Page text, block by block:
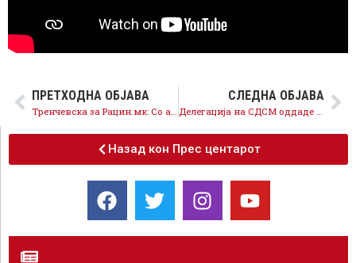
ПРЕТХОДНА ОБЈАВА
Тренчевска за Рацин.мк: Со актуелната Влада пензиите ги следат реалните показатели за раст, со ВМРО-ДПМНЕ пензионерите зависеа од волјата на политичката партија на власт
СЛЕДНА ОБЈАВА
Делегација на СДСМ оддаде почит во Скопје по повод Денот на Републиката
Назад кон Прес центарот